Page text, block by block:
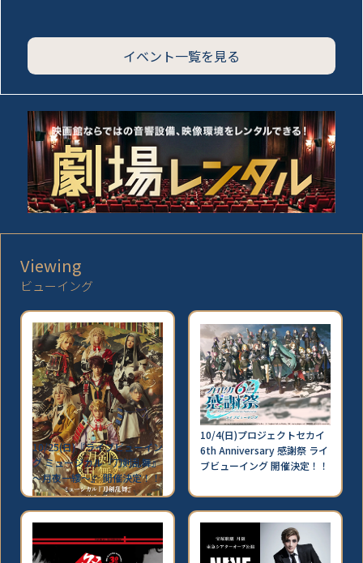
10/25(日)『ライブビューイン
グ ミュージカル『刀剣乱舞』
～月夜一縷～』 開催決定！！
10/4(日)プロジェクトセカイ
6th Anniversary 感謝祭 ライ
ブビューイング 開催決定！！